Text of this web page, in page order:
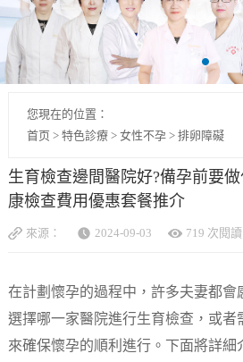
您現在的位置：
首页 > 特色診療> 女性不孕> 排卵障礙
生育檢查邊間醫院好?備孕前要
康檢查費用優惠套餐推介
來源： 2024-09-03 719 次閱讀
在計劃懷孕的過程中，許多夫妻都會
選擇哪一家醫院進行生育檢查，或者
來確保懷孕的順利進行。下面將詳細